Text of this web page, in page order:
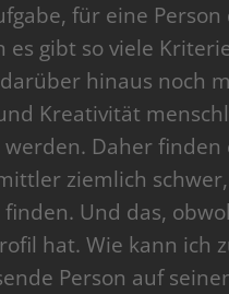
für eine Person
es gibt so viele
hinaus noch
Kreativität
Daher finden
ziemlich
finden. Und das,
hat. Wie kann ich
Person auf